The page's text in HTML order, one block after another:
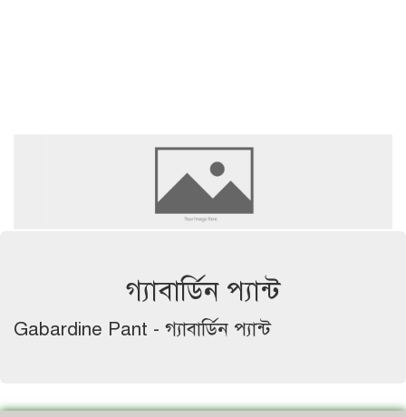
গ্যাবার্ডিন প্যান্ট
Gabardine Pant - গ্যাবার্ডিন প্যান্ট